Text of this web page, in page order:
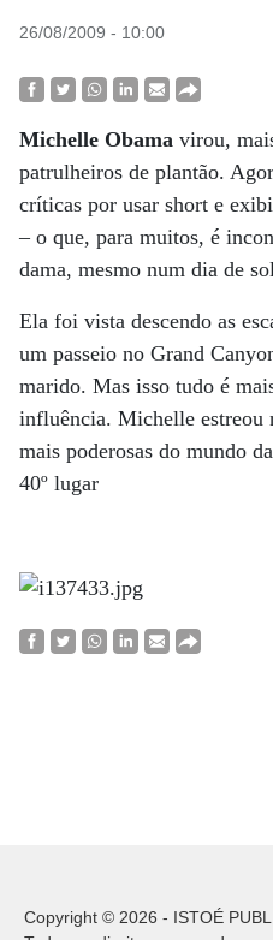
26/08/2009 - 10:00
Michelle Obama virou,
patrulheiros de plantão.
críticas por usar short e
– o que, para muitos, é
dama, mesmo num dia de
Ela foi vista descendo as
um passeio no Grand
marido. Mas isso tudo é
influência. Michelle estreou
mais poderosas do mundo
40º lugar
Copyright © 2026 - ISTOÉ